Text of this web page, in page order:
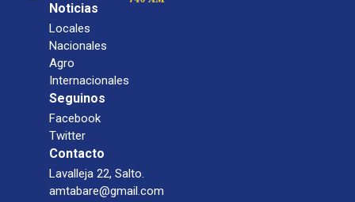
Noticias
Locales
Nacionales
Agro
Internacionales
Seguinos
Facebook
Twitter
Contacto
Lavalleja 22, Salto.
amtabare@gmail.com